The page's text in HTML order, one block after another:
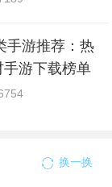
手游推荐：热
游下载榜单
换一换